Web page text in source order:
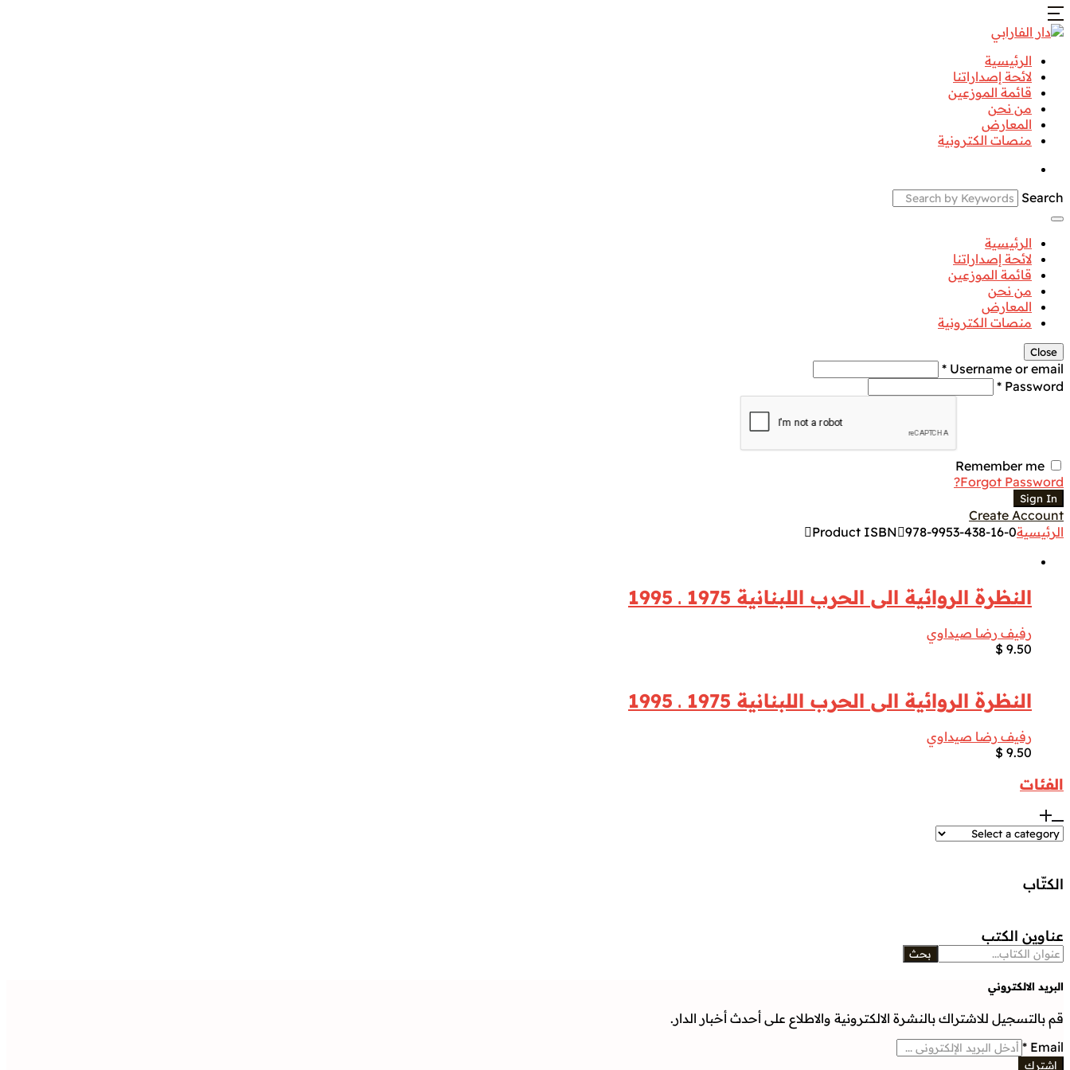
الرئيسية
لائحة إصداراتنا
قائمة الموزعين
من نحن
المعارض
منصات الكترونية
Search
الرئيسية
لائحة إصداراتنا
قائمة الموزعين
من نحن
المعارض
منصات الكترونية
Close
Username or email *
Password *
Remember me
Forgot Password?
Sign In
Create Account
الرئيسية
Product ISBN 978-9953-438-16-0
النظرة الروائية الى الحرب اللبنانية 1975 ـ 1995
رفيف رضا صيداوي
$ 9.50
النظرة الروائية الى الحرب اللبنانية 1975 ـ 1995
رفيف رضا صيداوي
$ 9.50
الفئات
الكتّاب
عناوين الكتب
بحث
البريد الالكتروني
قم بالتسجيل للاشتراك بالنشرة الالكترونية والاطلاع على أحدث أخبار الدار.
Email
*
إشترك